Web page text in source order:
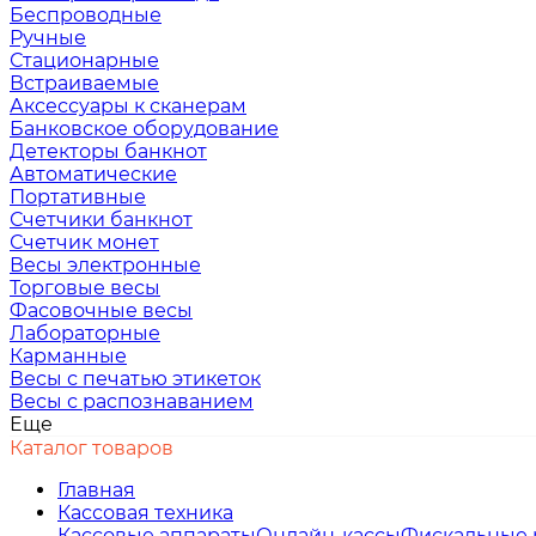
Беспроводные
Ручные
Стационарные
Встраиваемые
Аксессуары к сканерам
Банковское оборудование
Детекторы банкнот
Автоматические
Портативные
Счетчики банкнот
Счетчик монет
Весы электронные
Торговые весы
Фасовочные весы
Лабораторные
Карманные
Весы с печатью этикеток
Весы с распознаванием
Еще
Каталог товаров
Главная
Кассовая техника